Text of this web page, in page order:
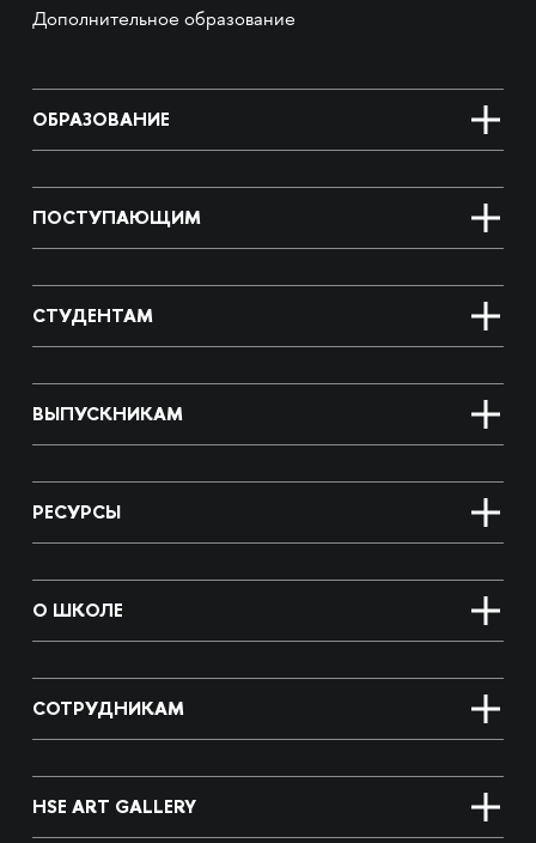
Дополнительное образование
ОБРАЗОВАНИЕ
ПОСТУПАЮЩИМ
СТУДЕНТАМ
ВЫПУСКНИКАМ
РЕСУРСЫ
О ШКОЛЕ
СОТРУДНИКАМ
HSE ART GALLERY